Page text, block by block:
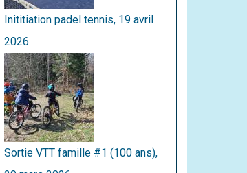
Inititiation padel tennis, 19 avril
2026
Sortie VTT famille #1 (100 ans),